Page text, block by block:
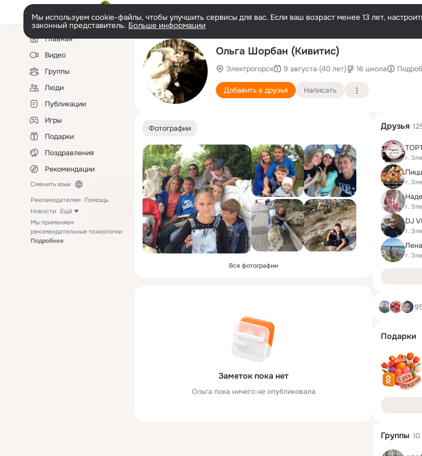
Мы используем cookie-файлы, чтобы улучшить сервисы для вас. Если ваш возраст менее 13 лет,
законный представитель. Больше информации
Левая
колонкаГлавная
Видео
Группы
Люди
Публикации
Игры
Подарки
Поздравления
Рекомендации
Сменить язык
Рекламодателям Помощь
Новости Ещё
Мы применяем
рекомендательные технологии
Подробнее
Ольга Шорбан (Кивитис)
Электрогорск 9 августа (40 лет) 16 школа
Добавить в друзья Написать
Фотографии
Все фотографии
Заметок пока нет
Ольга пока ничего не опубликовала
Друзья
г.
г.
г.
г.
г.
Подарки
Группы 10